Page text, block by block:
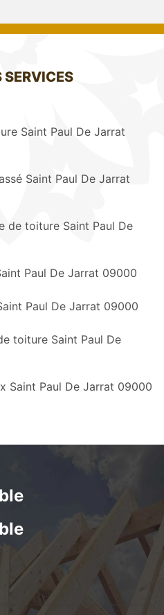
SERVICES
Saint Paul De Jarrat
Saint Paul De Jarrat
de toiture Saint Paul De
Paul De Jarrat 09000
Paul De Jarrat 09000
toiture Saint Paul De
Saint Paul De Jarrat 09000